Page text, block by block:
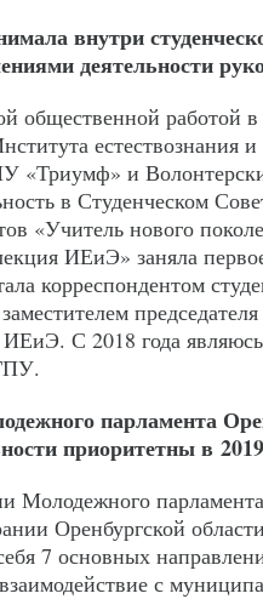
внутри
деятельности
общественной работой в
естествознания
«Триумф» и
в Студенческом
«Учитель нового
ИЕиЭ» заняла
корреспондентом
С 2018 года
парламента
приоритетны в
Молодежного
Оренбургской
7 основных
взаимодействие с